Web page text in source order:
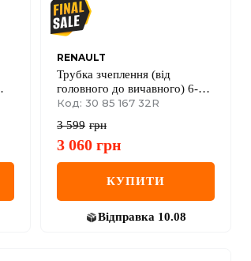
RENAULT
Трубка зчеплення (від
головного до вичавного) 6-
ступінчаста МКП Renault
Код: 30 85 167 32R
3 599 грн
3 060 грн
КУПИТИ
Відправка 10.08